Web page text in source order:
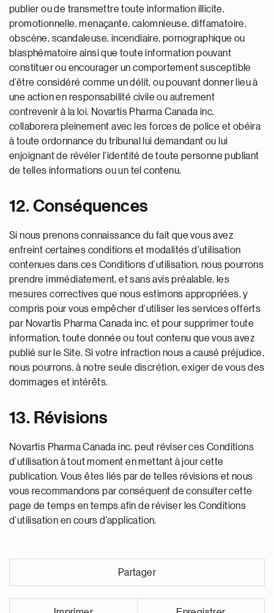
publier ou de transmettre toute information illicite,
promotionnelle, menaçante, calomnieuse, diffamatoire,
obscène, scandaleuse, incendiaire, pornographique ou
blasphématoire ainsi que toute information pouvant
constituer ou encourager un comportement susceptible
d’être considéré comme un délit, ou pouvant donner lieu à
une action en responsabilité civile ou autrement
contrevenir à la loi. Novartis Pharma Canada inc.
collaborera pleinement avec les forces de police et obéira
à toute ordonnance du tribunal lui demandant ou lui
enjoignant de révéler l’identité de toute personne publiant
de telles informations ou un tel contenu.
12. Conséquences
Si nous prenons connaissance du fait que vous avez
enfreint certaines conditions et modalités d’utilisation
contenues dans ces Conditions d’utilisation, nous pourrons
prendre immédiatement, et sans avis préalable, les
mesures correctives que nous estimons appropriées, y
compris pour vous empêcher d’utiliser les services offerts
par Novartis Pharma Canada inc. et pour supprimer toute
information, toute donnée ou tout contenu que vous avez
publié sur le Site. Si votre infraction nous a causé préjudice,
nous pourrons, à notre seule discrétion, exiger de vous des
dommages et intérêts.
13. Révisions
Novartis Pharma Canada inc. peut réviser ces Conditions
d’utilisation à tout moment en mettant à jour cette
publication. Vous êtes liés par de telles révisions et nous
vous recommandons par conséquent de consulter cette
page de temps en temps afin de réviser les Conditions
d’utilisation en cours d’application.
Partager